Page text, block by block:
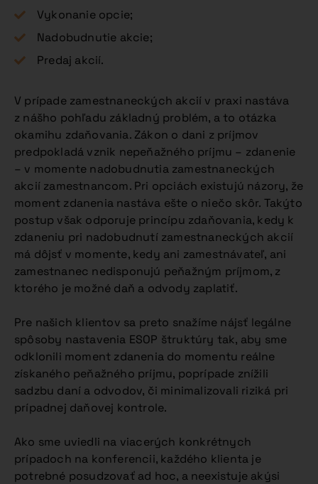
Vykonanie opcie;
Nadobudnutie akcie;
Predaj akcií.
V prípade zamestnaneckých akcií v praxi nastáva
z nášho pohľadu základný problém, a to otázka
okamihu zdaňovania. Zákon o dani z príjmov
predpokladá vznik nepeňažného príjmu – zdanenie
– v momente nadobudnutia zamestnaneckých
akcií zamestnancom. Pri opciách existujú názory, že
moment zdanenia nastáva ešte o niečo skôr. Takýto
postup však odporuje princípu zdaňovania, kedy k
zdaneniu pri nadobudnutí zamestnaneckých akcií
má dôjsť v momente, kedy ani zamestnávateľ, ani
zamestnanec nedisponujú peňažným príjmom, z
ktorého je možné daň a odvody zaplatiť.
Pre našich klientov sa preto snažíme nájsť legálne
spôsoby nastavenia ESOP štruktúry tak, aby sme
odklonili moment zdanenia do momentu reálne
získaného peňažného príjmu, poprípade znížili
sadzbu daní a odvodov, či minimalizovali riziká pri
prípadnej daňovej kontrole.
Ako sme uviedli na viacerých konkrétnych
prípadoch na konferencii, každého klienta je
potrebné posudzovať ad hoc, a neexistuje akýsi